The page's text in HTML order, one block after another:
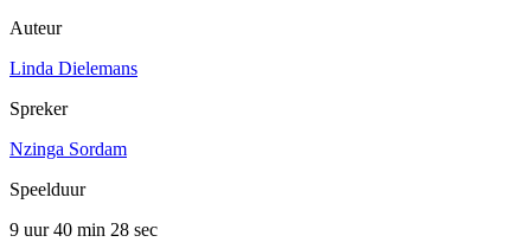
Auteur
Linda Dielemans
Spreker
Nzinga Sordam
Speelduur
9 uur 40 min 28 sec